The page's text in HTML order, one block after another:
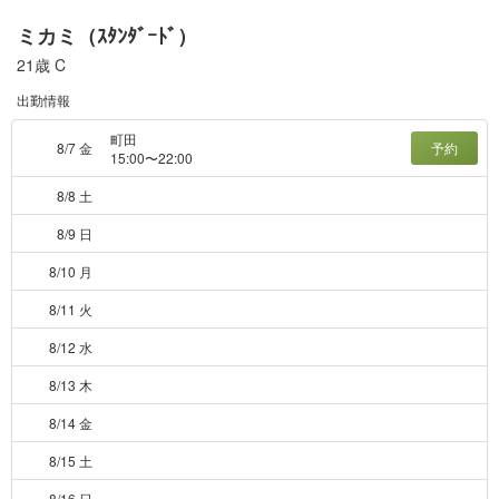
ミカミ（ｽﾀﾝﾀﾞｰﾄﾞ）
21歳 C
出勤情報
8/7 金
町田
15:00〜22:00
予約
8/8 土
8/9 日
8/10 月
8/11 火
8/12 水
8/13 木
8/14 金
8/15 土